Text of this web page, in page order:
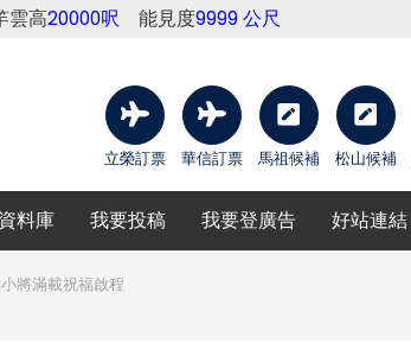
雲高20000呎 能見度9999 公尺
立榮訂票 華信訂票 馬祖候補 松山候補
料庫 我要投稿 我要登廣告 好站連結
將滿載祝福啟程